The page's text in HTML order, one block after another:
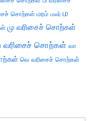
சொற்கள் மரம் மலர் ம
மு வரிசைச் சொற்கள்
வரிசைச் சொற்கள் வா
வெ வரிசைச் சொற்கள்